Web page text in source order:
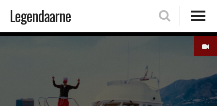
Skip
Legendaarne